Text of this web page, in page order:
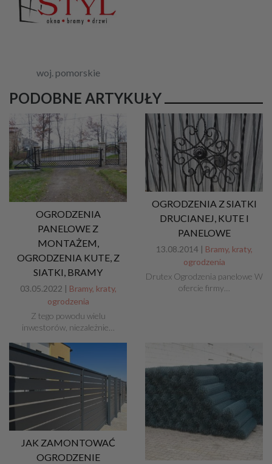
woj. pomorskie
PODOBNE ARTYKUŁY
OGRODZENIA
PANELOWE Z
MONTAŻEM,
OGRODZENIA KUTE, Z
SIATKI, BRAMY
03.05.2022 | Bramy, kraty,
ogrodzenia
Z tego powodu wielu
inwestorów, niezależnie…
OGRODZENIA Z SIATKI
DRUCIANEJ, KUTE I
PANELOWE
13.08.2014 | Bramy, kraty,
ogrodzenia
Drutex Ogrodzenia panelowe W
ofercie firmy…
JAK ZAMONTOWAĆ
OGRODZENIE